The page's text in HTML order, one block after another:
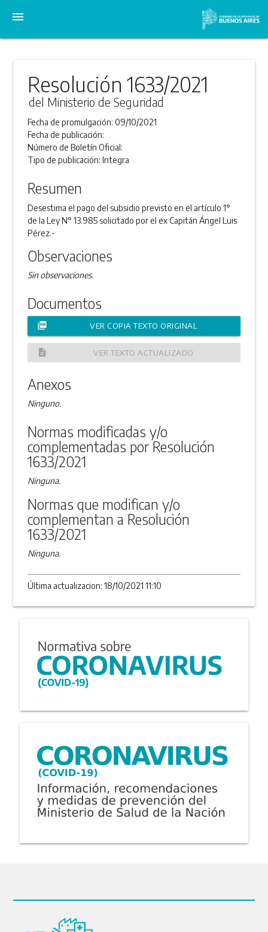
menu
Resolución 1633/2021
del Ministerio de Seguridad
Fecha de promulgación:09/10/2021
Fecha de publicación:
Número de Boletín Oficial:
Tipo de publicación:Integra
Resumen
Desestima el pago del subsidio previsto en el artículo 1°
de la Ley N° 13.985 solicitado por el ex Capitán Ángel Luis
Pérez.-
Observaciones
Sin observaciones.
Documentos
picture_as_pdf VER COPIA TEXTO ORIGINAL
description VER TEXTO ACTUALIZADO
Anexos
Ninguno.
Normas modificadas y/o
complementadas por Resolución
1633/2021
Ninguna.
Normas que modifican y/o
complementan a Resolución
1633/2021
Ninguna.
Última actualizacion: 18/10/2021 11:10